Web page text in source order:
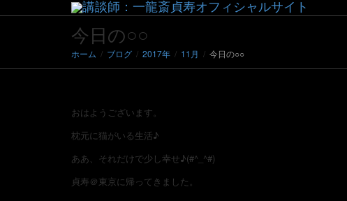
今日の○○
ホーム ブログ 2017年 11月 今日の○○
おはようございます。
枕元に猫がいる生活♪
ああ、それだけで少し幸せ♪(#^_^#)
貞寿＠東京に帰ってきました。